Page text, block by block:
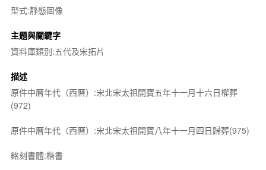
型式:靜態圖像
主題與關鍵字
資料庫類別:五代及宋拓片
描述
原件中曆年代（西曆）:宋北宋太祖開寶五年十一月十六日權葬
(972)
原件中曆年代（西曆）:宋北宋太祖開寶八年十一月四日歸葬(975)
銘刻書體:楷書